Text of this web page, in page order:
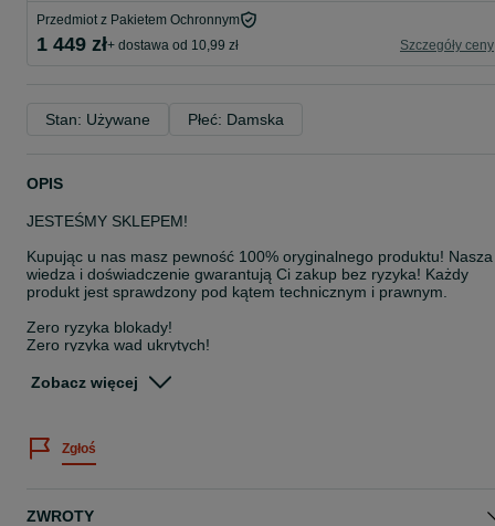
Przedmiot z Pakietem Ochronnym
1 449 zł+ dostawa od 10,99 zł Szczegóły ceny
Stan: Używane Płeć: Damska
OPIS
JESTEŚMY SKLEPEM!
Kupując u nas masz pewność 100% oryginalnego produktu! Nasza
wiedza i doświadczenie gwarantują Ci zakup bez ryzyka! Każdy
produkt jest sprawdzony pod kątem technicznym i prawnym.
Zero ryzyka blokady!
Zero ryzyka wad ukrytych!
Zachęcam do zakupu!
Dla firm możliwa faktura VAT marża = 0%!
Zobacz więcej
Zgłoś
ZWROTY